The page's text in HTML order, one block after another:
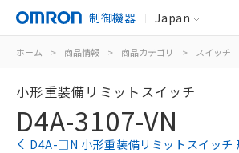
制御機器 Japan
ホーム > 商品情報 > 商品カテゴリ > スイッチ
小形重装備リミットスイッチ
D4A-3107-VN
D4A-□N 小形重装備リミットスイッチ